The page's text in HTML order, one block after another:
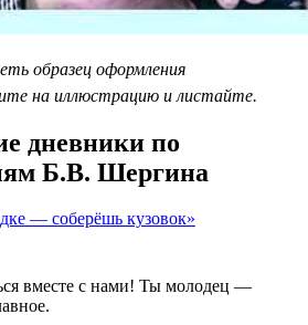
образец оформления
на иллюстрацию и листайте.
дневники по
Б.В. Шергина
— соберёшь кузовок»
вместе с нами! Ты молодец —